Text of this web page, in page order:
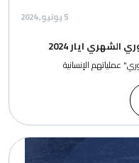
ايار 2024
الإنسانية